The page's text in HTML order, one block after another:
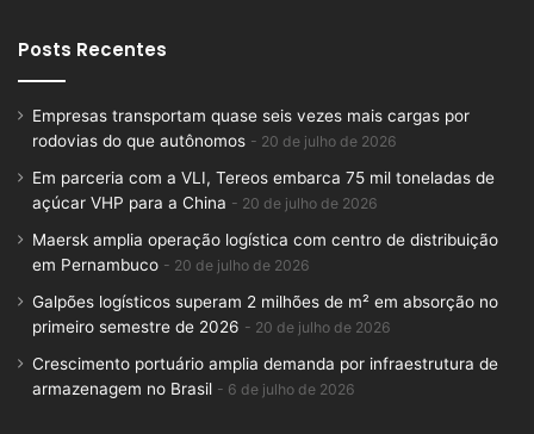
Posts Recentes
Empresas transportam quase seis vezes mais cargas por
rodovias do que autônomos
20 de julho de 2026
Em parceria com a VLI, Tereos embarca 75 mil toneladas de
açúcar VHP para a China
20 de julho de 2026
Maersk amplia operação logística com centro de distribuição
em Pernambuco
20 de julho de 2026
Galpões logísticos superam 2 milhões de m² em absorção no
primeiro semestre de 2026
20 de julho de 2026
Crescimento portuário amplia demanda por infraestrutura de
armazenagem no Brasil
6 de julho de 2026